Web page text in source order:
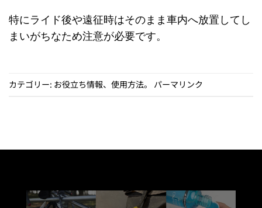
特にライド後や遠征時はそのまま車内へ放置してし
まいがちなため注意が必要です。
カテゴリー: お役立ち情報、 使用方法。 パーマリンク